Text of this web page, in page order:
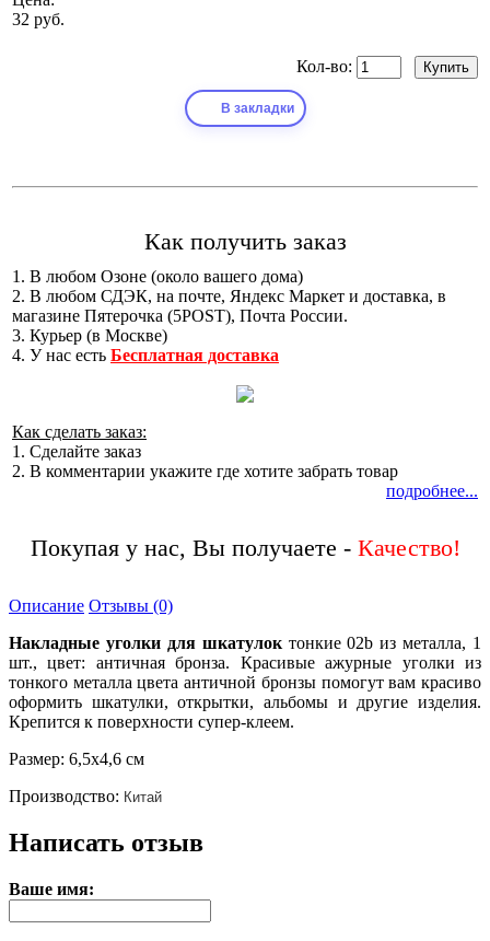
32 руб.
Кол-во:
В закладки
Как получить заказ
1. В любом Озоне (около вашего дома)
2. В любом СДЭК, на почте, Яндекс Маркет и доставка, в
магазине Пятерочка (5POST), Почта России.
3. Курьер (в Москве)
4. У нас есть Бесплатная доставка
Как сделать заказ:
1. Сделайте заказ
2. В комментарии укажите где хотите забрать товар
подробнее...
Покупая у нас, Вы получаете -
Описание Отзывы (0)
Накладные уголкидля шкатулоктонкие 02b из металла, 1
шт., цвет: античная бронза. Красивые ажурные уголки из
тонкого металла цвета античной бронзы помогут вам красиво
оформить шкатулки, открытки, альбомы и другие изделия.
Крепится к поверхности супер-клеем.
Размер: 6,5х4,6 см
Производство: Китай
Написать отзыв
Ваше имя: